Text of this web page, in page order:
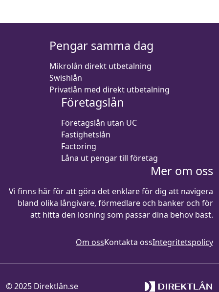
Pengar samma dag
Mikrolån direkt utbetalning
Swishlån
Privatlån med direkt utbetalning
Företagslån
Företagslån utan UC
Fastighetslån
Factoring
Låna ut pengar till företag
Mer om oss
Vi finns här för att göra det enklare för dig att navigera
bland olika långivare, förmedlare och banker och för
att hitta den lösning som passar dina behov bäst.
Om ossKontakta ossIntegritetspolicy
© 2025 Direktlån.se